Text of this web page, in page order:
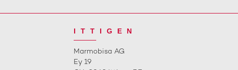
ITTIGEN
Marmobisa AG
Ey 19